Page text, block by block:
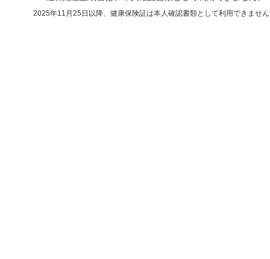
2025年11月25日以降、健康保険証は本人確認書類として利用できませ